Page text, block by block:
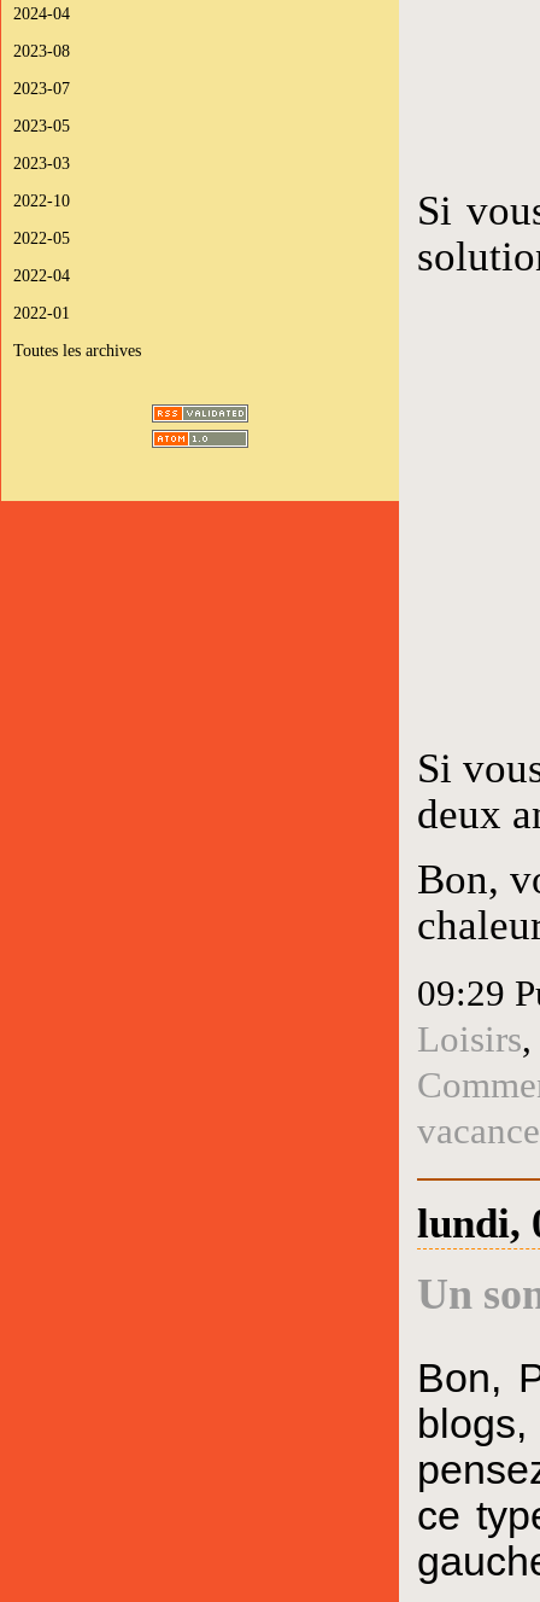
2024-04
2023-08
2023-07
2023-05
2023-03
2022-10
2022-05
2022-04
2022-01
Toutes les archives
Si
Si
deux
Bon,
09:29
Loisirs,
lundi,
Un
Bon,
ce